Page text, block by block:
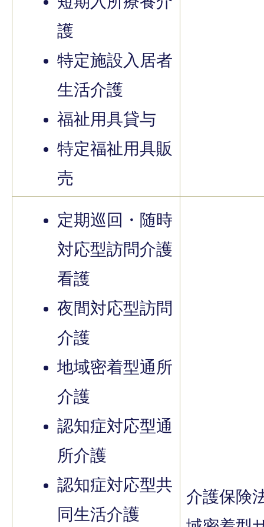
護
特定施設入居者
生活介護
福祉用具貸与
特定福祉用具販
売
定期巡回・随時
対応型訪問介護
看護
夜間対応型訪問
介護
地域密着型通所
介護
認知症対応型通
所介護
認知症対応型共
同生活介護
介護保険